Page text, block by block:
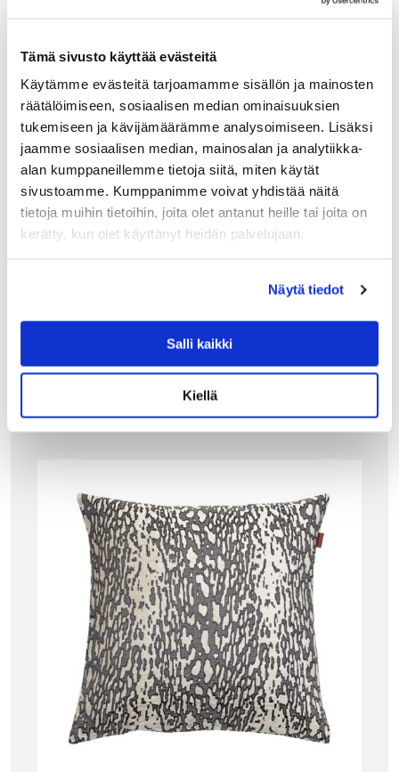
Tämä sivusto käyttää evästeitä
Käytämme evästeitä tarjoamamme sisällön ja mainosten
räätälöimiseen, sosiaalisen median ominaisuuksien
tukemiseen ja kävijämäärämme analysoimiseen. Lisäksi
jaamme sosiaalisen median, mainosalan ja analytiikka-
alan kumppaneillemme tietoja siitä, miten käytät
sivustoamme. Kumppanimme voivat yhdistää näitä
tietoja muihin tietoihin, joita olet antanut heille tai joita on
kerätty, kun olet käyttänyt heidän palvelujaan.
Näytä tiedot
Salli kaikki
Kiellä
GANT HOME
GANT MELANGE BIG STAR TYYNYNPÄÄLLINE
N, GREY
Gant Melange Big Star tyynynpäälliseen on neulottu
Tyynynpäällisen taustapuolella on vetoketju.
LISÄÄ OSTOSKORIIN